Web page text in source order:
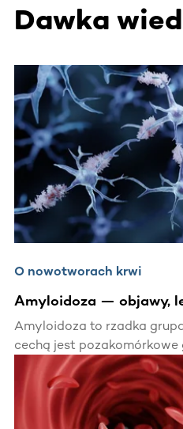
Dawka
O nowotworach krwi
Amyloidoza — objawy,
Amyloidoza to rzadka
cechą jest pozakomórkowe
tkankach i narządach
są znane wszystkie
ocenić częstość jej
amyloidoza? Jakie są